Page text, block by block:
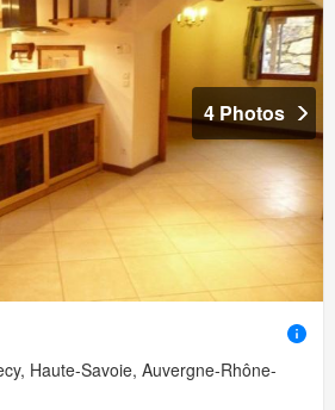
4 Photos
Haute-Savoie, Auvergne-Rhône-